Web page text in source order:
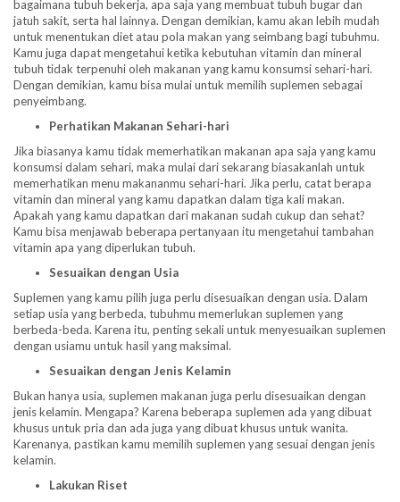
bagaimana tubuh bekerja, apa saja yang membuat tubuh bugar dan
jatuh sakit, serta hal lainnya. Dengan demikian, kamu akan lebih mudah
untuk menentukan diet atau pola makan yang seimbang bagi tubuhmu.
Kamu juga dapat mengetahui ketika kebutuhan vitamin dan mineral
tubuh tidak terpenuhi oleh makanan yang kamu konsumsi sehari-hari.
Dengan demikian, kamu bisa mulai untuk memilih suplemen sebagai
penyeimbang.
Perhatikan Makanan Sehari-hari
Jika biasanya kamu tidak memerhatikan makanan apa saja yang kamu
konsumsi dalam sehari, maka mulai dari sekarang biasakanlah untuk
memerhatikan menu makananmu sehari-hari. Jika perlu, catat berapa
vitamin dan mineral yang kamu dapatkan dalam tiga kali makan.
Apakah yang kamu dapatkan dari makanan sudah cukup dan sehat?
Kamu bisa menjawab beberapa pertanyaan itu mengetahui tambahan
vitamin apa yang diperlukan tubuh.
Sesuaikan dengan Usia
Suplemen yang kamu pilih juga perlu disesuaikan dengan usia. Dalam
setiap usia yang berbeda, tubuhmu memerlukan suplemen yang
berbeda-beda. Karena itu, penting sekali untuk menyesuaikan suplemen
dengan usiamu untuk hasil yang maksimal.
Sesuaikan dengan Jenis Kelamin
Bukan hanya usia, suplemen makanan juga perlu disesuaikan dengan
jenis kelamin. Mengapa? Karena beberapa suplemen ada yang dibuat
khusus untuk pria dan ada juga yang dibuat khusus untuk wanita.
Karenanya, pastikan kamu memilih suplemen yang sesuai dengan jenis
kelamin.
Lakukan Riset